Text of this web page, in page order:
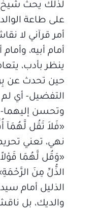
لذلك يحثّ شيخ
على طاعة
أمر قرآني لا
أمام أبيه،
ينظر بأدب،
حين تحدث عن
التفضيل- أي
وتحسن
«فَلاَ تَقُل لَّهُمَآ
نهي، تعني
«وَقُل لَّهُمَا
الذُّلِّ مِنَ
الذليل أمام
والديك، بل